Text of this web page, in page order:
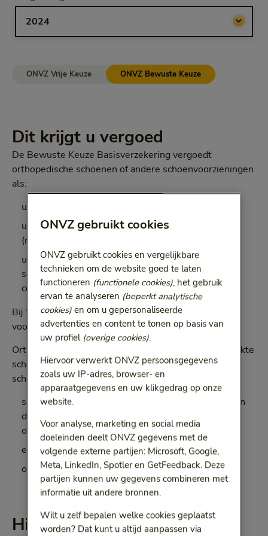
Bij het kiezen van een optie volgt een doorgestuurde link.
ONVZ Vrije Keuze ONVZ Bewuste Keuze
Dit krijgt u vergoed
De Bewuste Keuze Basisverzekering vergoedt
orthopedische schoenen of andere schoenvoorzieningen
als:
u een ernstige aandoening heeft, en
u daardoor beperkingen met houding en beweging
(motorische handicap) heeft, en
u orthopedische schoenen of andere
schoenvoorzieningen altijd nodig heeft om dit te
corrigeren
Bij ‘Details per hulpmiddel’ hieronder leest u welke
voorzieningen dat allemaal zijn.
Orthopedische schoenen zijn speciaal op maat gemaakte
schoenen. Er zijn verschillende andere
schoenvoorzieningen:
semi-orthopedische schoenen: bestaande schoenen
die zo worden aangepast dat het uw voetklachten
oplost
een aanpassing aan gewone schoenen (confectie)
orthopedische binnenschoenen
Hier kunt u terecht
ONVZ gebruikt cookies
ONVZ gebruikt cookies en vergelijkbare
technieken om de website goed te laten
functioneren (functionele cookies), het gebruik
ervan te analyseren (beperkt analytische
cookies)en om u gepersonaliseerde
advertenties en content te tonen op basis van
uw profiel (overige cookies).
Hiervoor verwerkt ONVZ persoonsgegevens
zoals uw IP-adres, browser- en
apparaatgegevens en uw klikgedrag op onze
website.
Voor analyse, marketing en social media
doeleinden deelt ONVZ gegevens met de
volgende externe partijen: Microsoft, Google,
Meta, LinkedIn, Spotler en GetFeedback. Deze
partijen kunnen uw gegevens combineren met
informatie uit andere bronnen.
Wilt u zelf bepalen welke cookies geplaatst
worden? Dat kunt u altijd aanpassen via